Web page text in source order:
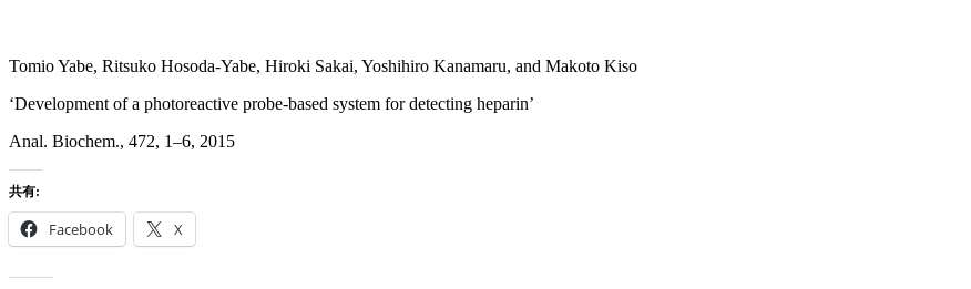
Tomio Yabe, Ritsuko Hosoda-Yabe, Hiroki Sakai, Yoshihiro Kanamaru, and Makoto Kiso
‘Development of a photoreactive probe-based system for detecting heparin’
Anal. Biochem., 472, 1–6, 2015
共有:
Facebook X